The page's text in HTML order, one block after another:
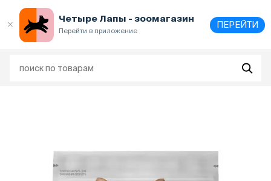
Четыре Лапы - зоомагазин
Перейти в приложение
ПЕРЕЙТИ